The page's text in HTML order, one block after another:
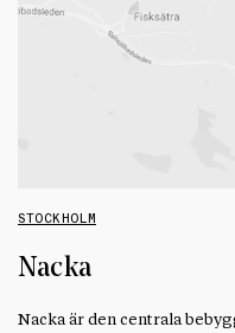
STOCKHOLM
Nacka
Nacka är den centrala